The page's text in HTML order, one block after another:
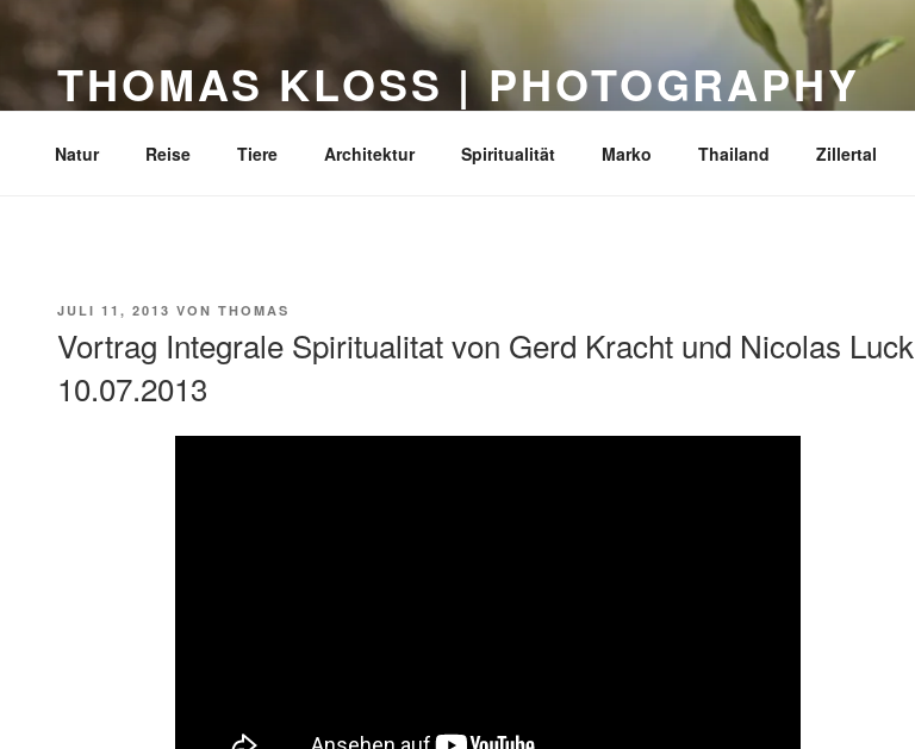
springenTHOMAS KLOSS | PHOTOGRAPHY
Natur Reise Tiere Architektur Spiritualität Marko Thailand Zillertal
VERÖFFENTLICHT
JULI 11, 2013 VON THOMAS
Vortrag Integrale Spiritualitat von Gerd Kracht und Nicolas Luck
10.07.2013